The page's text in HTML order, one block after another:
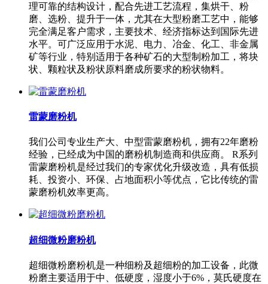
理可靠的结构设计，配合先进工艺流程，集烘干、粉
磨、选粉、提升于一体，尤其在大型粉磨工艺中，能够
完全满足客户需求，主要技术、经济指标达到国际先进
水平。可广泛应用于水泥、电力、冶金、化工、非金属
矿等行业，特别适用于各种矿石的大型制粉加工，将块
状、颗粒状及粉状原料磨成所要求的粉状物料。
雷蒙磨粉机
我们公司专业生产大、中型雷蒙磨粉机，拥有22年磨粉
经验，已经成为中国的磨粉机制造商和供应商。 R系列
雷蒙磨粉机是经过我们的专家优化升级改造，具有低损
耗、投资小、环保、占地面积小等优点，它比传统的雷
蒙磨粉机效率更高。
超细微粉磨粉机
超细微粉磨粉机是一种细粉及超细粉的加工设备，此微
粉磨主要适用于中、低硬度，湿度小于6%，莫氏硬度在